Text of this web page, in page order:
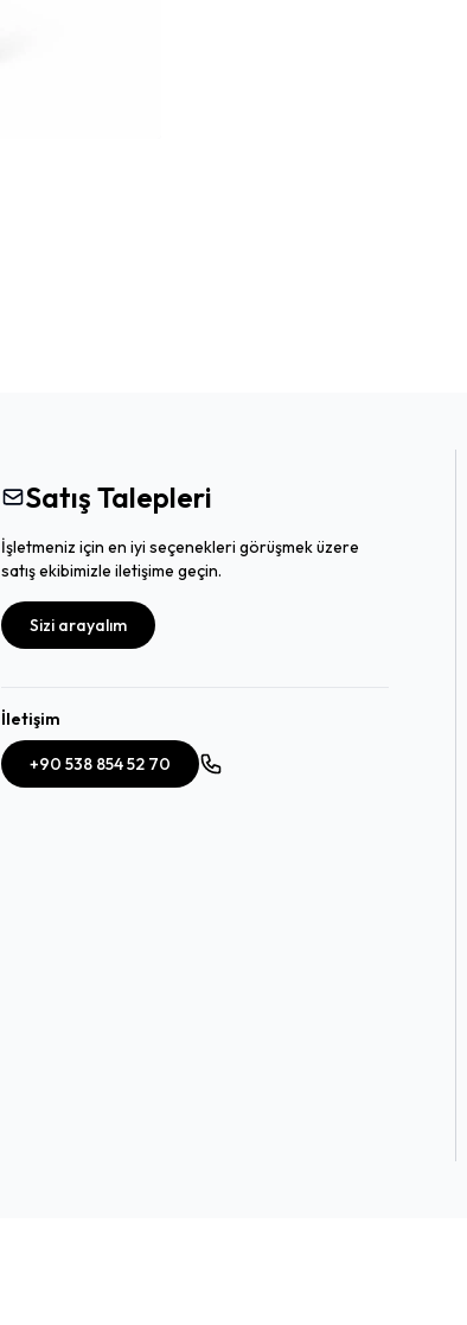
Satış Talepleri
İşletmeniz için en iyi seçenekleri görüşmek üzere
satış ekibimizle iletişime geçin.
Sizi arayalım
İletişim
+90 538 854 52 70